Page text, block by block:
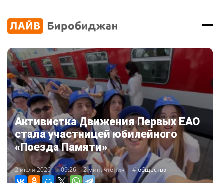
Активистка Движения Первых ЕАО
стала участницей юбилейного
«Поезда Памяти»
2 июля 2026 г. - 09:26 2 мин. чтения общество